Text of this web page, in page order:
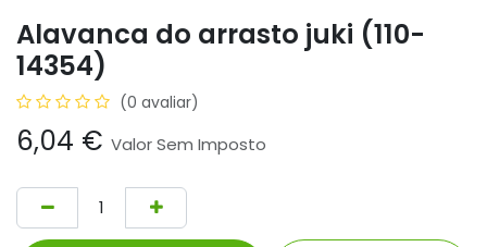
Alavanca do arrasto juki (110-
14354)
(0 avaliar)
6,04 € Valor Sem Imposto